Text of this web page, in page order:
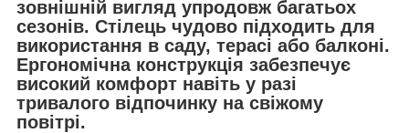
зовнішній вигляд упродовж багатьох
сезонів. Стілець чудово підходить для
використання в саду, терасі або балконі.
Ергономічна конструкція забезпечує
високий комфорт навіть у разі
тривалого відпочинку на свіжому
повітрі.